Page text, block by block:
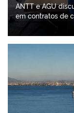
ANTT e AGU
em contratos de